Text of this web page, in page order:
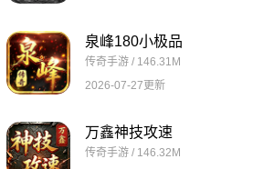
泉峰180小极品
传奇手游 / 146.31M
2026-07-27更新
万鑫神技攻速
传奇手游 / 146.32M